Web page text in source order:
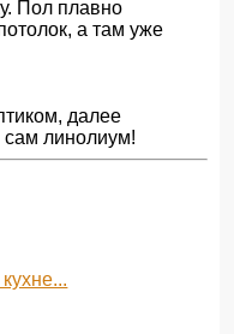
Пол плавно
а там уже
далее
сам линолиум!